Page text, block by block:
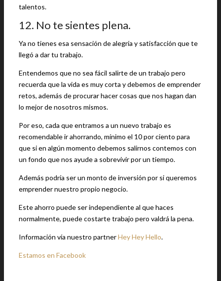
talentos.
12. No te sientes plena.
Ya no tienes esa sensación de alegría y satisfacción que te
llegó a dar tu trabajo.
Entendemos que no sea fácil salirte de un trabajo pero
recuerda que la vida es muy corta y debemos de emprender
retos, además de procurar hacer cosas que nos hagan dan
lo mejor de nosotros mismos.
Por eso, cada que entramos a un nuevo trabajo es
recomendable ir ahorrando, mínimo el 10 por ciento para
que si en algún momento debemos salirnos contemos con
un fondo que nos ayude a sobrevivir por un tiempo.
Además podría ser un monto de inversión por si queremos
emprender nuestro propio negocio.
Este ahorro puede ser independiente al que haces
normalmente, puede costarte trabajo pero valdrá la pena.
Información vía nuestro partnerHey Hey Hello.
Estamos en Facebook